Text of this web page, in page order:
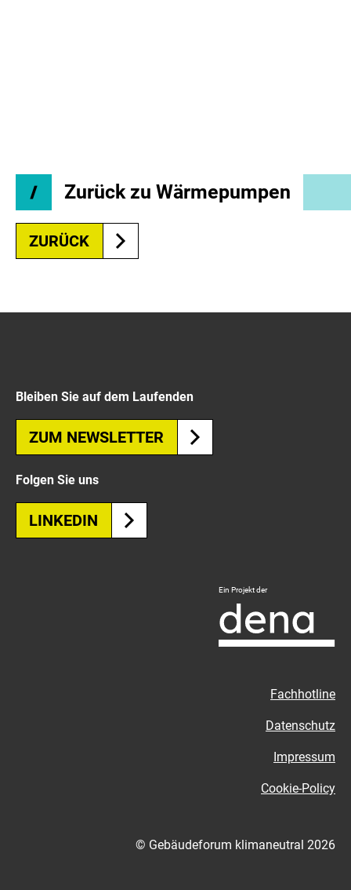
Zurück zu Wärmepumpen
ZURÜCK
Bleiben Sie auf dem Laufenden
ZUM NEWSLETTER
Folgen Sie uns
LINKEDIN
Logo
Deutsche
Energie-
Agentur
Ein Projekt der
Fachhotline
Datenschutz
Impressum
Cookie-Policy
© Gebäudeforum klimaneutral 2026